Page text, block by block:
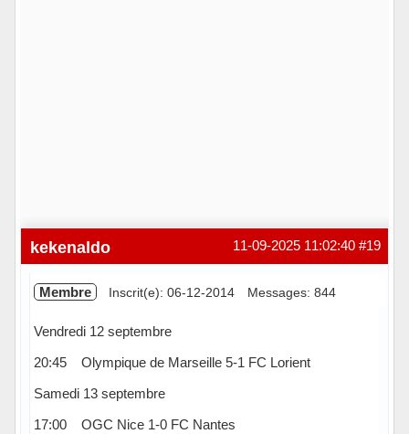
#19
11-09-2025 11:02:40
kekenaldo
Membre Inscrit(e): 06-12-2014 Messages: 844
Vendredi 12 septembre
20:45 Olympique de Marseille 5-1 FC Lorient
Samedi 13 septembre
17:00 OGC Nice 1-0 FC Nantes